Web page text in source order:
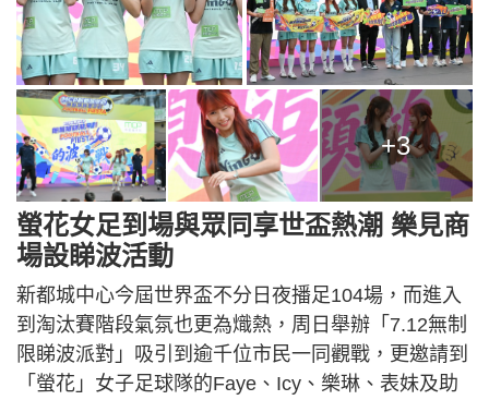
+3
螢花女足到場與眾同享世盃熱潮 樂見商
場設睇波活動
新都城中心今屆世界盃不分日夜播足104場，而進入
到淘汰賽階段氣氛也更為熾熱，周日舉辦「7.12無制
限睇波派對」吸引到逾千位市民一同觀戰，更邀請到
「螢花」女子足球隊的Faye、Icy、樂琳、表妹及助